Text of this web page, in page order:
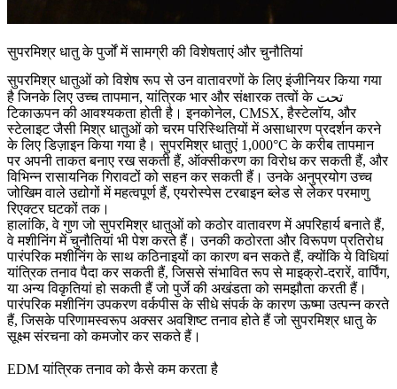
सुपरमिश्र धातु के पुर्जों में सामग्री की विशेषताएं और चुनौतियां
सुपरमिश्र धातुओं को विशेष रूप से उन वातावरणों के लिए इंजीनियर किया गया
है जिनके लिए उच्च तापमान, यांत्रिक भार और संक्षारक तत्वों के تحت
टिकाऊपन की आवश्यकता होती है।इनकोनेल, CMSX,हैस्टेलॉय, और
स्टेलाइटजैसी मिश्र धातुओं को चरम परिस्थितियों में असाधारण प्रदर्शन करने
के लिए डिज़ाइन किया गया है। सुपरमिश्र धातुएं 1,000°C के करीब तापमान
पर अपनी ताकत बनाए रख सकती हैं, ऑक्सीकरण का विरोध कर सकती हैं, और
विभिन्न रासायनिक गिरावटों को सहन कर सकती हैं। उनके अनुप्रयोग उच्च
जोखिम वाले उद्योगों में महत्वपूर्ण हैं,एयरोस्पेस टरबाइन ब्लेडसे लेकरपरमाणु
रिएक्टर घटकोंतक।
हालांकि, वे गुण जो सुपरमिश्र धातुओं को कठोर वातावरण में अपरिहार्य बनाते हैं,
वे मशीनिंग में चुनौतियां भी पेश करते हैं। उनकी कठोरता और विरूपण प्रतिरोध
पारंपरिक मशीनिंग के साथ कठिनाइयों का कारण बन सकते हैं, क्योंकि ये विधियां
यांत्रिक तनाव पैदा कर सकती हैं, जिससे संभावित रूप सेमाइक्रो-दरारें, वार्पिंग,
या अन्य विकृतियां हो सकती हैं जो पुर्जे की अखंडता को समझौता करती हैं।
पारंपरिक मशीनिंग उपकरण वर्कपीस के सीधे संपर्क के कारण ऊष्मा उत्पन्न करते
हैं, जिसके परिणामस्वरूप अक्सर अवशिष्ट तनाव होते हैं जो सुपरमिश्र धातु के
सूक्ष्म संरचना को कमजोर कर सकते हैं।
EDM यांत्रिक तनाव को कैसे कम करता है